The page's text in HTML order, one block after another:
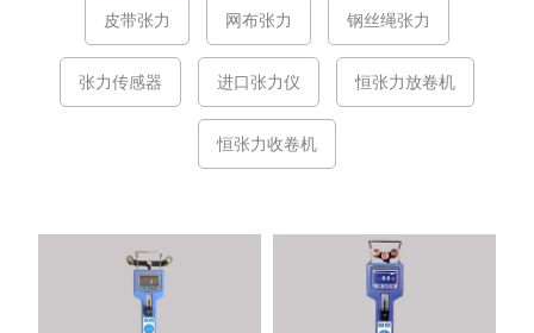
皮带张力 网布张力 钢丝绳张力
张力传感器 进口张力仪 恒张力放卷机
恒张力收卷机